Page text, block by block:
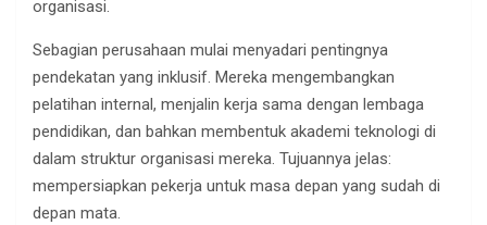
organisasi.
Sebagian perusahaan mulai menyadari pentingnya
pendekatan yang inklusif. Mereka mengembangkan
pelatihan internal, menjalin kerja sama dengan lembaga
pendidikan, dan bahkan membentuk akademi teknologi di
dalam struktur organisasi mereka. Tujuannya jelas:
mempersiapkan pekerja untuk masa depan yang sudah di
depan mata.